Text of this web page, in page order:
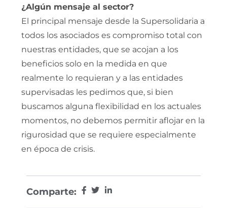
¿Algún mensaje al sector?
El principal mensaje desde la Supersolidaria a
todos los asociados es compromiso total con
nuestras entidades, que se acojan a los
beneficios solo en la medida en que
realmente lo requieran y a las entidades
supervisadas les pedimos que, si bien
buscamos alguna flexibilidad en los actuales
momentos, no debemos permitir aflojar en la
rigurosidad que se requiere especialmente
en época de crisis.
Comparte: